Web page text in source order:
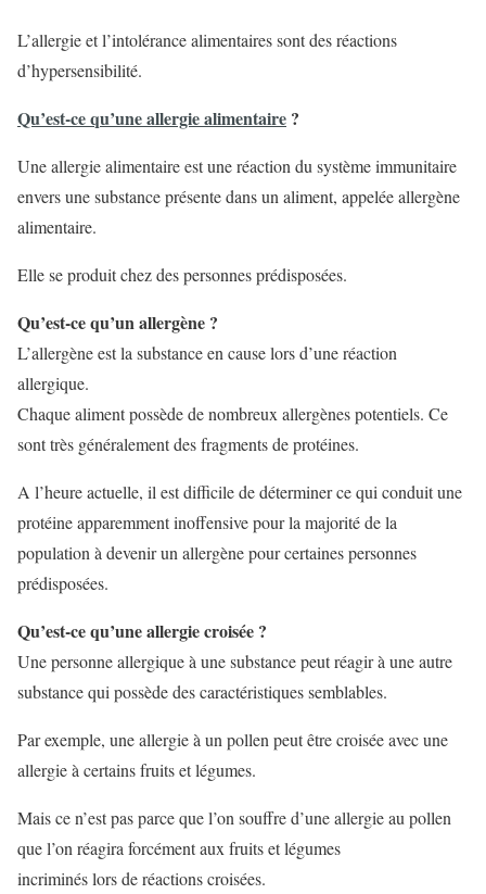
L’allergie et l’intolérance alimentaires sont des réactions
d’hypersensibilité.
Qu’est-ce qu’une allergie alimentaire ?
Une allergie alimentaire est une réaction du système immunitaire
envers une substance présente dans un aliment, appelée allergène
alimentaire.
Elle se produit chez des personnes prédisposées.
Qu’est-ce qu’un allergène ?
L’allergène est la substance en cause lors d’une réaction
allergique.
Chaque aliment possède de nombreux allergènes potentiels. Ce
sont très généralement des fragments de protéines.
A l’heure actuelle, il est difficile de déterminer ce qui conduit une
protéine apparemment inoffensive pour la majorité de la
population à devenir un allergène pour certaines personnes
prédisposées.
Qu’est-ce qu’une allergie croisée ?
Une personne allergique à une substance peut réagir à une autre
substance qui possède des caractéristiques semblables.
Par exemple, une allergie à un pollen peut être croisée avec une
allergie à certains fruits et légumes.
Mais ce n’est pas parce que l’on souffre d’une allergie au pollen
que l’on réagira forcément aux fruits et légumes
incriminés lors de réactions croisées.